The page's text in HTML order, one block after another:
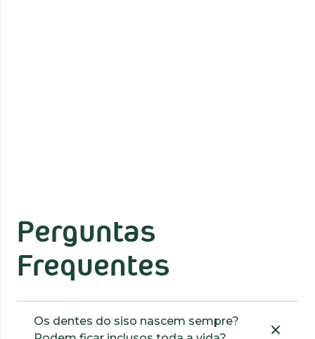
Perguntas
Frequentes
Os dentes do siso nascem sempre?